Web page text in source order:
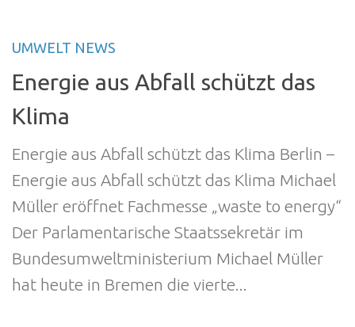
UMWELT NEWS
Energie aus Abfall schützt das
Klima
Energie aus Abfall schützt das Klima Berlin –
Energie aus Abfall schützt das Klima Michael
Müller eröffnet Fachmesse „waste to energy“
Der Parlamentarische Staatssekretär im
Bundesumweltministerium Michael Müller
hat heute in Bremen die vierte...